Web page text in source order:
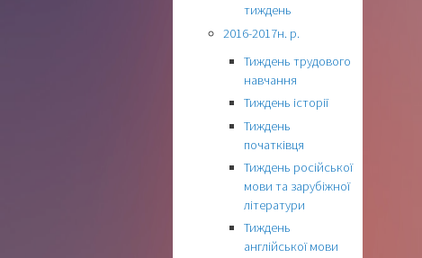
тиждень
2016-2017н. р.
Тиждень трудового
навчання
Тиждень історії
Тиждень
початківця
Тиждень російської
мови та зарубіжної
літератури
Тиждень
англійської мови